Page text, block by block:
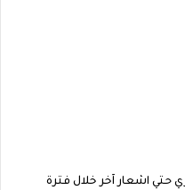
حتي اشعار آخر خلال فترة